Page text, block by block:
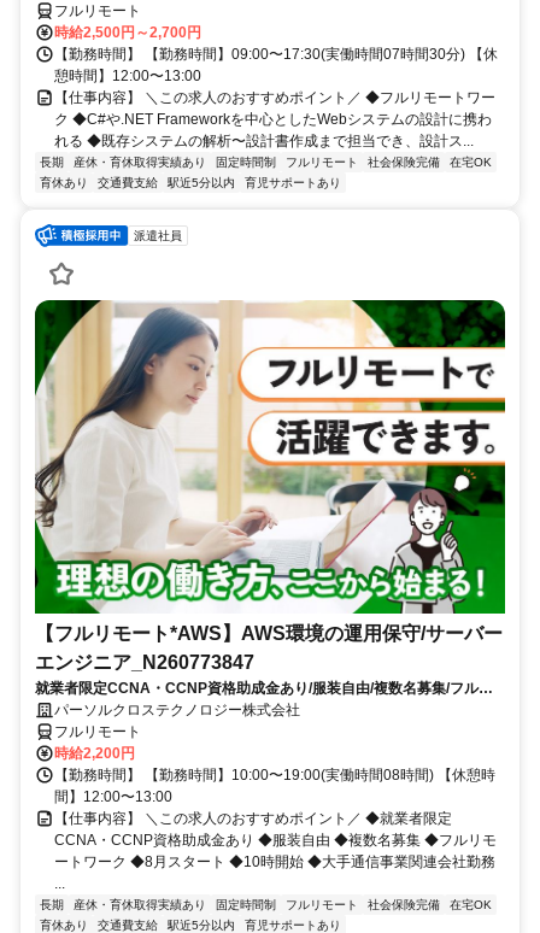
スキルを磨ける
フルリモート
時給2,500円～2,700円
【勤務時間】 【勤務時間】09:00〜17:30(実働時間07時間30分) 【休
憩時間】12:00〜13:00
【仕事内容】 ＼この求人のおすすめポイント／ ◆フルリモートワー
ク ◆C#や.NET Frameworkを中心としたWebシステムの設計に携わ
れる ◆既存システムの解析〜設計書作成まで担当でき、設計ス...
長期 産休・育休取得実績あり 固定時間制 フルリモート 社会保険完備
在宅OK
育休あり
交通費支給 駅近5分以内 育児サポートあり
派遣社員
【フルリモート*AWS】AWS環境の運用保守/サーバー
エンジニア_N260773847
就業者限定CCNA・CCNP資格助成金あり/服装自由/複数名募集/フルリ
モートワーク/8月スタート/10時開始/大手通信事業関連会社勤務
パーソルクロステクノロジー株式会社
フルリモート
時給2,200円
【勤務時間】 【勤務時間】10:00〜19:00(実働時間08時間) 【休憩時
間】12:00〜13:00
【仕事内容】 ＼この求人のおすすめポイント／ ◆就業者限定
CCNA・CCNP資格助成金あり ◆服装自由 ◆複数名募集 ◆フルリモ
ートワーク ◆8月スタート ◆10時開始 ◆大手通信事業関連会社勤務
長期 産休・育休取得実績あり 固定時間制 フルリモート 社会保険完備
在宅OK
育休あり
交通費支給 駅近5分以内 育児サポートあり